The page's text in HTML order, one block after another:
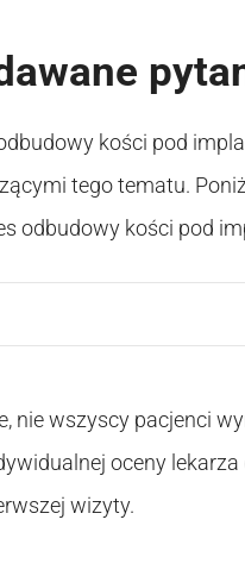
kości pod
tego tematu.
odbudowy kości pod
nie wszyscy pacjenci
oceny
wizyty.